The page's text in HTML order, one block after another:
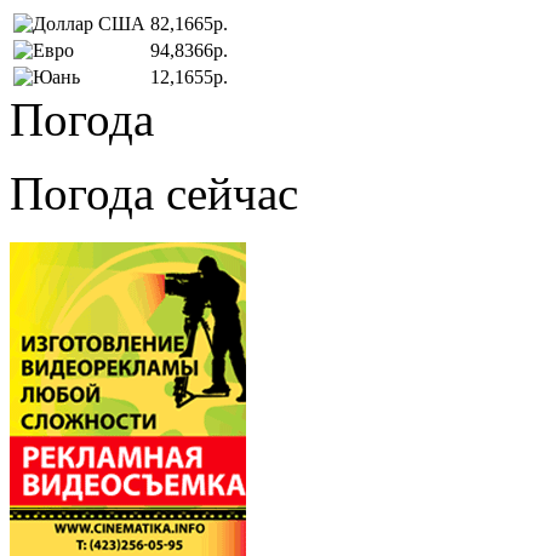
82,1665р.
94,8366р.
12,1655р.
Погода
Погода сейчас